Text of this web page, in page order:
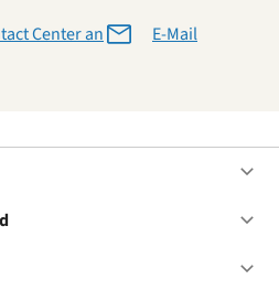
Center an E-Mail